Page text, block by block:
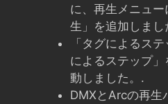
に、再生メニュ
生」を追加しまし
「タグによるス
によるステップ
動しました。.
DMXとArcの再生